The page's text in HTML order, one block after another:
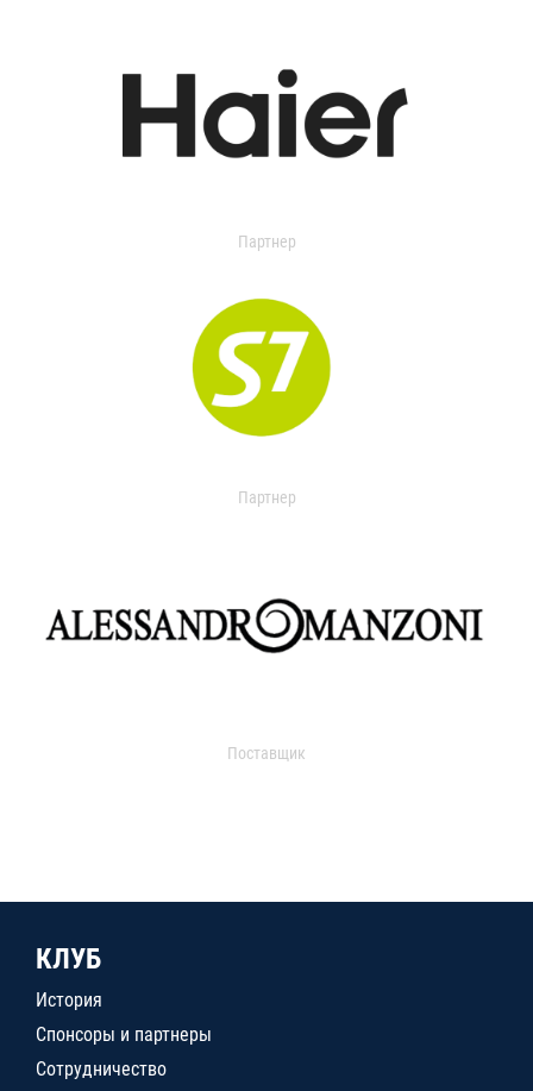
Партнер
Партнер
Поставщик
КЛУБ
История
Спонсоры и партнеры
Сотрудничество